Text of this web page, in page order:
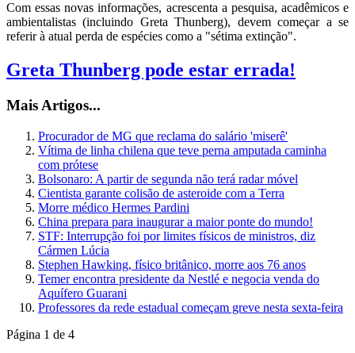
Com essas novas informações, acrescenta a pesquisa, acadêmicos e
ambientalistas (incluindo Greta Thunberg), devem começar a se
referir à atual perda de espécies como a "sétima extinção".
Greta Thunberg pode estar errada!
Mais Artigos...
Procurador de MG que reclama do salário 'miserê'
Vítima de linha chilena que teve perna amputada caminha
com prótese
Bolsonaro: A partir de segunda não terá radar móvel
Cientista garante colisão de asteroide com a Terra
Morre médico Hermes Pardini
China prepara para inaugurar a maior ponte do mundo!
STF: Interrupção foi por limites físicos de ministros, diz
Cármen Lúcia
Stephen Hawking, físico britânico, morre aos 76 anos
Temer encontra presidente da Nestlé e negocia venda do
Aquífero Guarani
Professores da rede estadual começam greve nesta sexta-feira
Página 1 de 4